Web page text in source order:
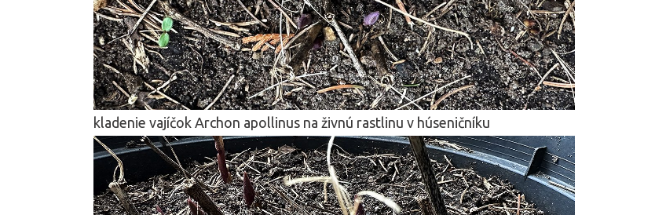
kladenie vajíčok Archon apollinus na živnú rastlinu v húseničníku